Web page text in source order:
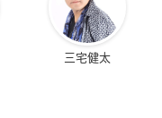
三宅健太